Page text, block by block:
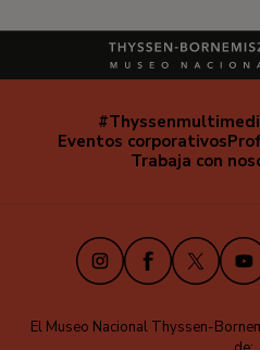
Navegación
secundaria
Eventos corporativos
Trabaja con
InstagramFacebook
X
El Museo Nacional Thyssen-